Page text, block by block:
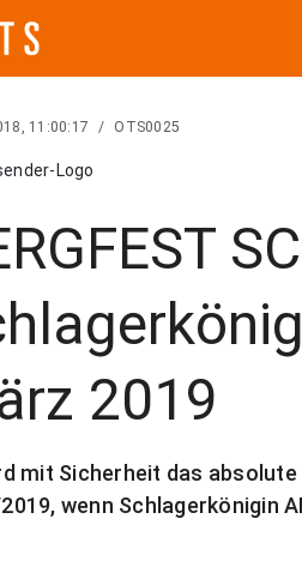
11:00:17 / OTS0025
2019
mit Sicherheit das
wenn Schlagerkönigin